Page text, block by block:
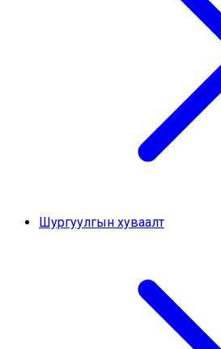
Шургуулгын хуваалт